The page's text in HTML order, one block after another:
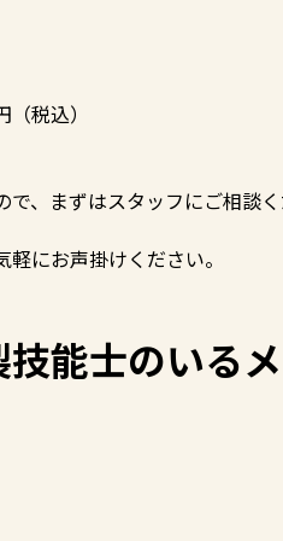
税込）
、まずはスタッフにご相談く
にお声掛けください。
技能士のいる